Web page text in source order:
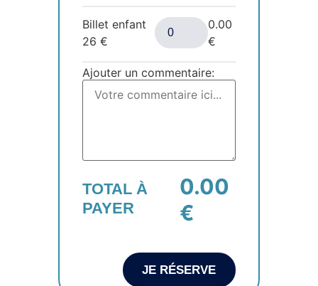
Billet enfant
26€
0.00
€
Ajouter un commentaire:
TOTAL À
PAYER
0.00
€
JE RÉSERVE